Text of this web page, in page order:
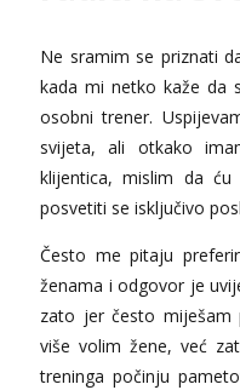
Razgovaram
Učiteljica iz
tel:0,93€ -
Snježana
Čekam tvoj
Tel: 064/677-
Ne sramim se priznati
kada mi netko kaže da
osobni trener.
svijeta, ali otkako
klijentica, mislim da
posvetiti se isključivo
Često me pitaju
ženama i odgovor je
zato jer često
više volim žene, već
treninga počinju